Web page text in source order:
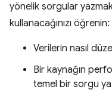
yönelik sorgular
kullanacağınızı öğrenin:
Verilerin nasıl
Bir kaynağın
temel bir sorgu